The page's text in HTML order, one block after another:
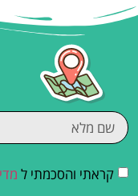
קראתי והסכמתי ל